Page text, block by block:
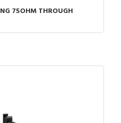
75OHM THROUGH